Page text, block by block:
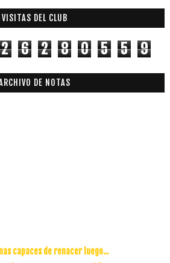
VISITAS DEL CLUB
2 6 2 8 0 5 5 9
DE NOTAS
capaces de renacer luego...